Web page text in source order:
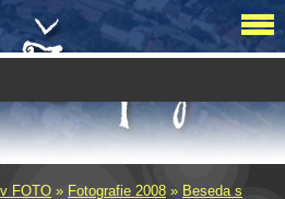
FOTO » Fotografie 2008 » Beseda s